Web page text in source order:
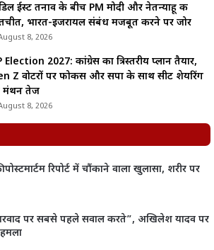
ईस्ट तनाव के बीच PM मोदी और नेतन्याहू की
भारत-इजरायल संबंध मजबूत करने पर जोर
8, 2026
Election 2027: कांग्रेस का त्रिस्तरीय प्लान तैयार,
Z वोटरों पर फोकस और सपा के साथ सीट शेयरिंग
मंथन तेज
8, 2026
रिपोर्ट में चौंकाने वाला खुलासा, शरीर पर
पर सबसे पहले सवाल करते”, अखिलेश यादव पर